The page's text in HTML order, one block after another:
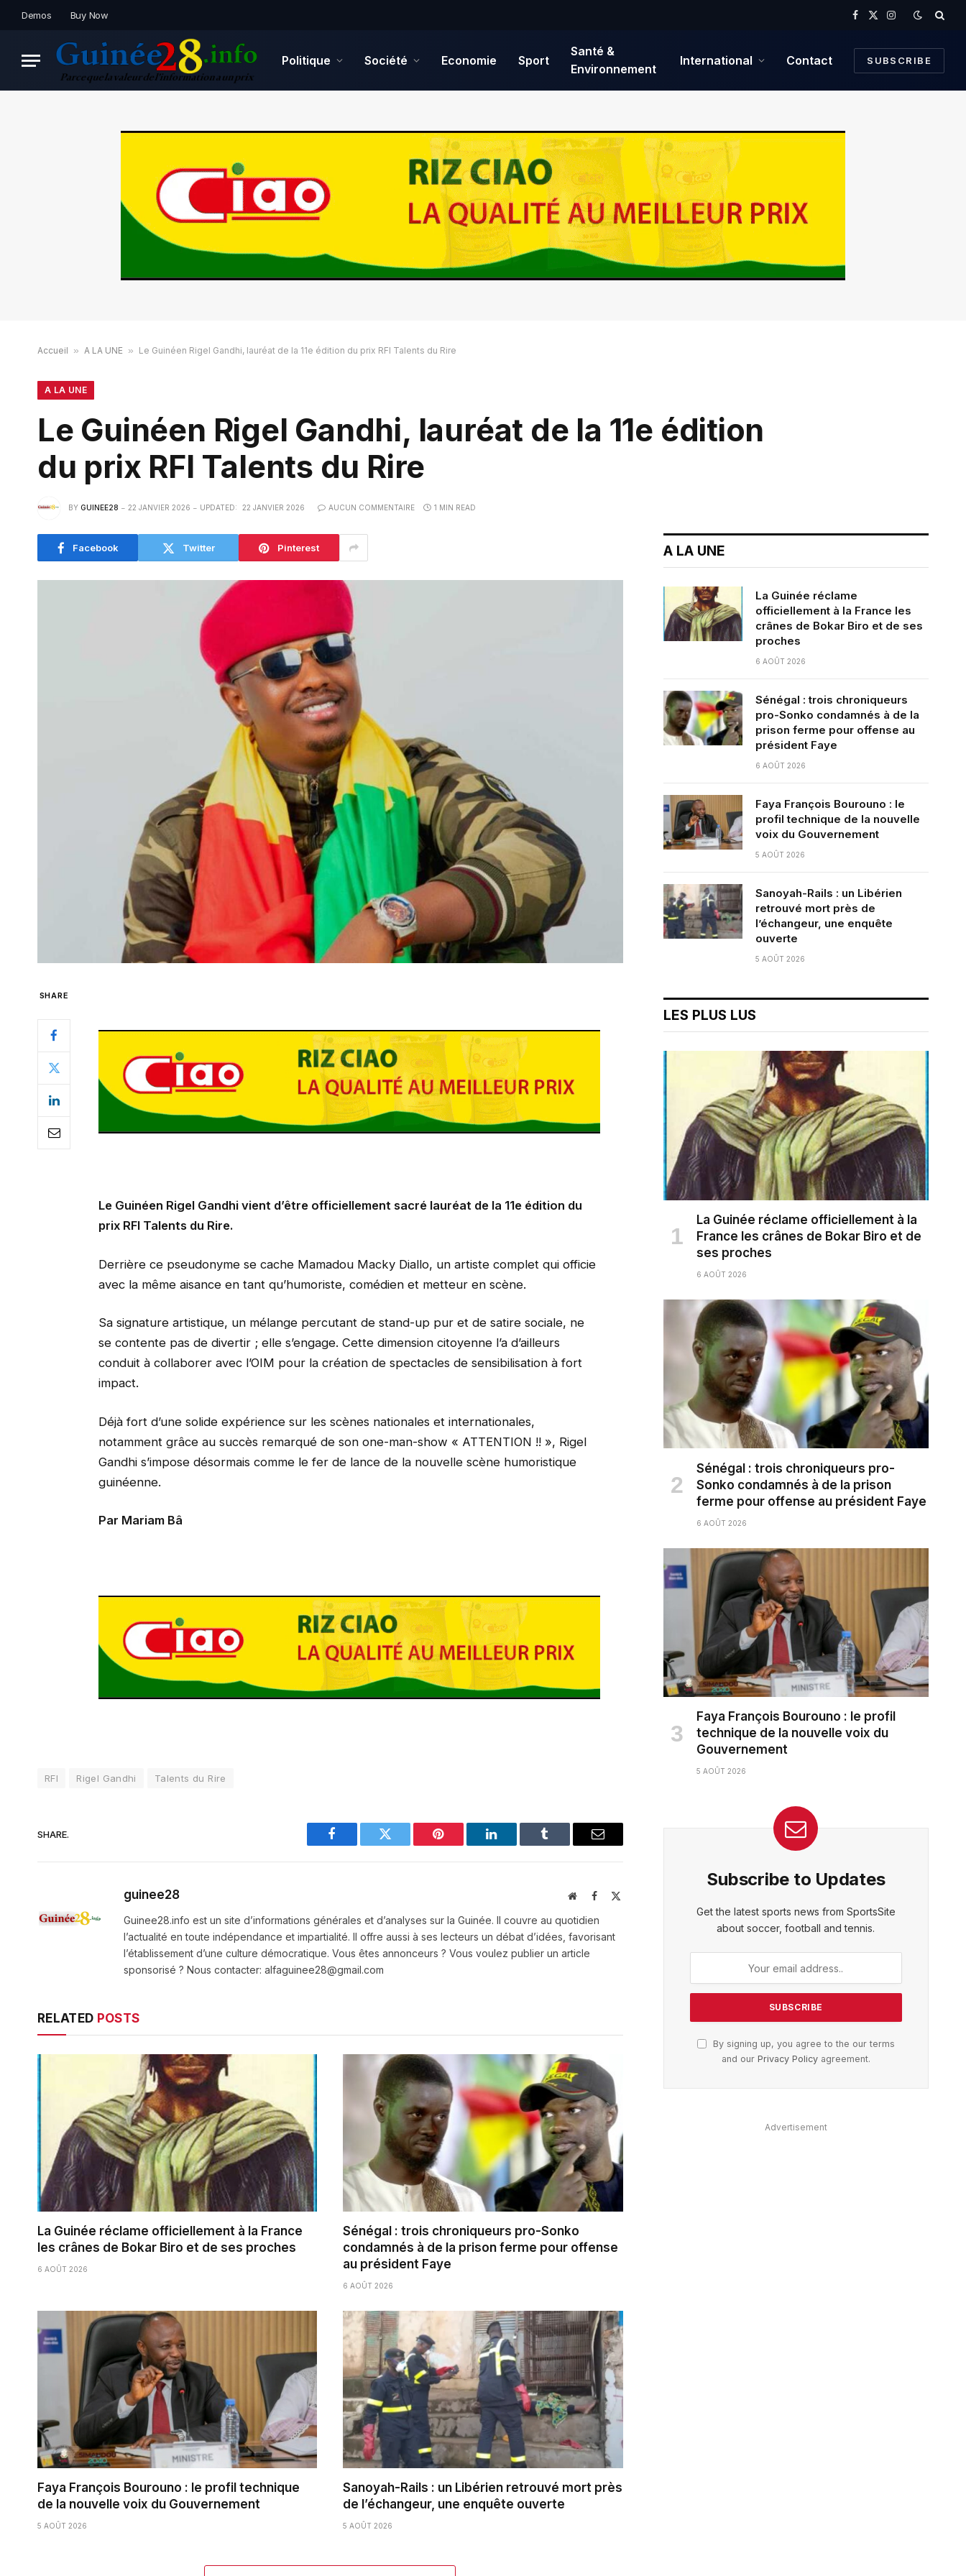
Demos Buy Now
Facebook
X
Instagram
Politique Société Economie Sport
Santé &
Environnement
International Contact SUBSCRIBE
Accueil » A LA UNE » Le Guinéen Rigel Gandhi, lauréat de la 11e édition du prix RFI Talents du Rire
A LA UNE
Le Guinéen Rigel Gandhi, lauréat de la 11e édition
du prix RFI Talents du Rire
BY GUINEE28 22 JANVIER 2026 UPDATED: 22 JANVIER 2026 AUCUN COMMENTAIRE 1 MIN READ
Facebook Twitter Pinterest
SHARE
Le Guinéen Rigel Gandhi vient d’être officiellement sacré lauréat de la 11e édition du
prix RFI Talents du Rire.
Derrière ce pseudonyme se cache Mamadou Macky Diallo, un artiste complet qui officie
avec la même aisance en tant qu’humoriste, comédien et metteur en scène.
Sa signature artistique, un mélange percutant de stand-up pur et de satire sociale, ne
se contente pas de divertir ; elle s’engage. Cette dimension citoyenne l’a d’ailleurs
conduit à collaborer avec l’OIM pour la création de spectacles de sensibilisation à fort
impact.
Déjà fort d’une solide expérience sur les scènes nationales et internationales,
notamment grâce au succès remarqué de son one-man-show « ATTENTION !! », Rigel
Gandhi s’impose désormais comme le fer de lance de la nouvelle scène humoristique
guinéenne.
Par Mariam Bâ
RFI Rigel Gandhi Talents du Rire
SHARE.
Facebook Twitter Pinterest LinkedIn Tumblr Email
guinee28 WebsiteFacebook
X
Guinee28.info est un site d’informations générales et d’analyses sur la Guinée. Il couvre au quotidien
l’actualité en toute indépendance et impartialité. Il offre aussi à ses lecteurs un débat d’idées, favorisant
l’établissement d’une culture démocratique. Vous êtes annonceurs ? Vous voulez publier un article
sponsorisé ? Nous contacter: alfaguinee28@gmail.com
RELATED POSTS
La Guinée réclame officiellement à la France
les crânes de Bokar Biro et de ses proches
6 AOÛT 2026
Sénégal : trois chroniqueurs pro-Sonko
condamnés à de la prison ferme pour offense
au président Faye
6 AOÛT 2026
Faya François Bourouno : le profil technique
de la nouvelle voix du Gouvernement
5 AOÛT 2026
Sanoyah-Rails : un Libérien retrouvé mort près
de l’échangeur, une enquête ouverte
5 AOÛT 2026
A LA UNE
La Guinée réclame
officiellement à la France les
crânes de Bokar Biro et de ses
proches
6 AOÛT 2026
Sénégal : trois chroniqueurs
pro-Sonko condamnés à de la
prison ferme pour offense au
président Faye
6 AOÛT 2026
Faya François Bourouno : le
profil technique de la nouvelle
voix du Gouvernement
5 AOÛT 2026
Sanoyah-Rails : un Libérien
retrouvé mort près de
l’échangeur, une enquête
ouverte
5 AOÛT 2026
LES PLUS LUS
La Guinée réclame officiellement à la
France les crânes de Bokar Biro et de
ses proches
6 AOÛT 2026
Sénégal : trois chroniqueurs pro-
Sonko condamnés à de la prison
ferme pour offense au président Faye
6 AOÛT 2026
Faya François Bourouno : le profil
technique de la nouvelle voix du
Gouvernement
5 AOÛT 2026
Subscribe to Updates
Get the latest sports news from SportsSite
about soccer, football and tennis.
By signing up, you agree to the our terms
and our Privacy Policyagreement.
Advertisement